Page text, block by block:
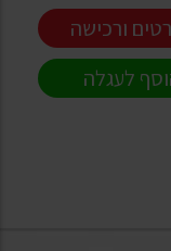
ורכישה
לעגלה